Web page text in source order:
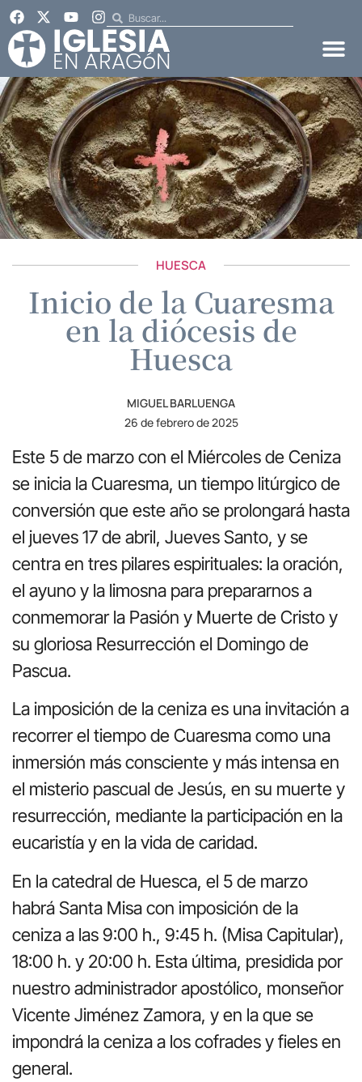
HUESCA
Inicio de la Cuaresma
en la diócesis de
Huesca
MIGUEL BARLUENGA
26 de febrero de 2025
Este 5 de marzo con el Miércoles de Ceniza
se inicia la Cuaresma, un tiempo litúrgico de
conversión que este año se prolongará hasta
el jueves 17 de abril, Jueves Santo, y se
centra en tres pilares espirituales: la oración,
el ayuno y la limosna para prepararnos a
conmemorar la Pasión y Muerte de Cristo y
su gloriosa Resurrección el Domingo de
Pascua.
La imposición de la ceniza es una invitación a
recorrer el tiempo de Cuaresma como una
inmersión más consciente y más intensa en
el misterio pascual de Jesús, en su muerte y
resurrección, mediante la participación en la
eucaristía y en la vida de caridad.
En la catedral de Huesca, el 5 de marzo
habrá Santa Misa con imposición de la
ceniza a las 9:00 h., 9:45 h. (Misa Capitular),
18:00 h. y 20:00 h. Esta última, presidida por
nuestro administrador apostólico, monseñor
Vicente Jiménez Zamora, y en la que se
impondrá la ceniza a los cofrades y fieles en
general.